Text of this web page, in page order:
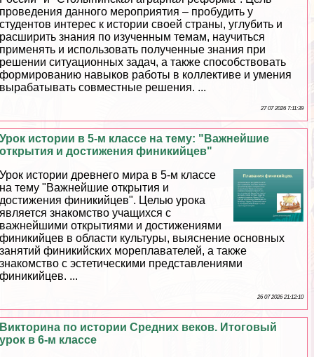
проведения данного мероприятия – пробудить у
студентов интерес к истории своей страны, углубить и
расширить знания по изученным темам, научиться
применять и использовать полученные знания при
решении ситуационных задач, а также способствовать
формированию навыков работы в коллективе и умения
выpaбатывать совместные решения. ...
27 07 2026 7:11:39
Урок истории в 5-м классе на тему: "Важнейшие
открытия и достижения финикийцев"
Урок истории древнего мира в 5-м классе
на тему "Важнейшие открытия и
достижения финикийцев". Целью урока
является знакомство учащихся с
важнейшими открытиями и достижениями
финикийцев в области культуры, выяснение основных
занятий финикийских мореплавателей, а также
знакомство с эстетическими представлениями
финикийцев. ...
26 07 2026 21:12:10
Викторина по истории Средних веков. Итоговый
урок в 6-м классе